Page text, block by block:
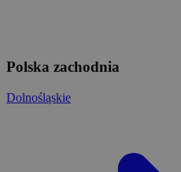
Polska zachodnia
Dolnośląskie